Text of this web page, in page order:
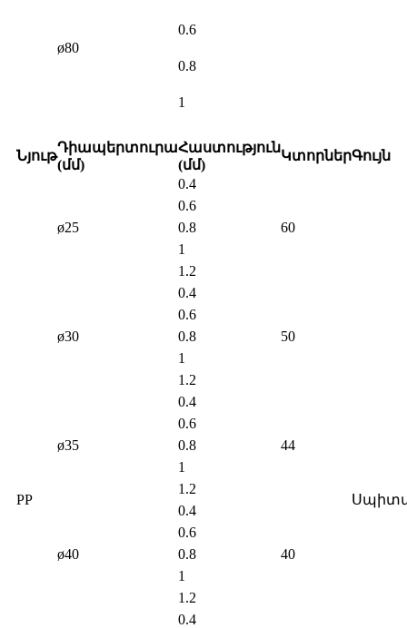
ø80
0.6
0.8
1
Նյութ
Դիապերտուրա
(մմ)
Հաստություն
(մմ)
ԿտորներԳույն
PP
ø25
0.4
60
0.6
0.8
1
1.2
ø30
0.4
50
0.6
0.8
1
1.2
ø35
0.4
44
0.6
0.8
1
1.2
ø40
0.4
40
0.6
0.8
1
1.2
0.4